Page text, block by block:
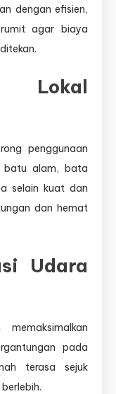
dengan efisien,
agar biaya
penggunaan
batu alam, bata
selain kuat dan
dan hemat
Udara
pada
terasa sejuk